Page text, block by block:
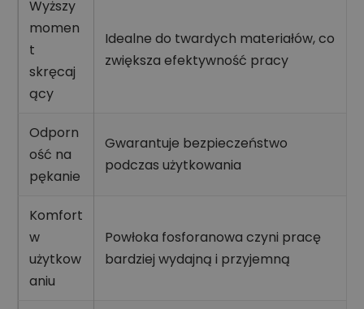
Wyższy
momen
t
skręcaj
ący
Idealne do twardych materiałów, co
zwiększa efektywność pracy
Odporn
ość na
pękanie
Gwarantuje bezpieczeństwo
podczas użytkowania
Komfort
w
użytkow
aniu
Powłoka fosforanowa czyni pracę
bardziej wydajną i przyjemną